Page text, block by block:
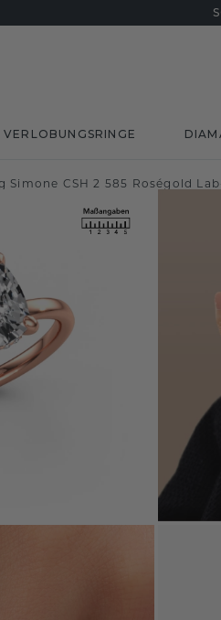
VERLOBUNGSRINGE
Simone CSH 2 585 Roségold